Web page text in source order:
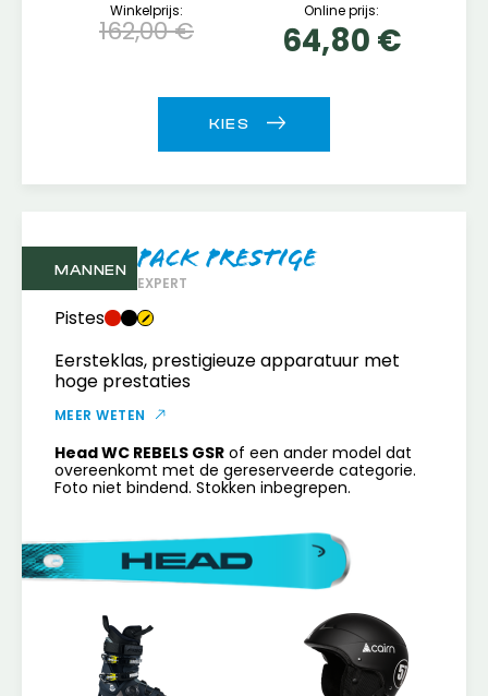
Winkelprijs:
162,00 €
Online prijs:
64,80 €
MANNEN Pack Prestige
EXPERT
Pistes
Eersteklas, prestigieuze apparatuur met
hoge prestaties
MEER WETEN
Head WC REBELS GSR of een ander model dat
overeenkomt met de gereserveerde categorie.
Foto niet bindend. Stokken inbegrepen.